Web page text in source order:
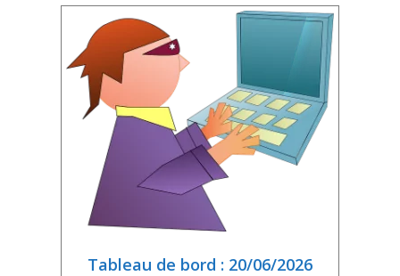
Tableau de bord : 20/06/2026